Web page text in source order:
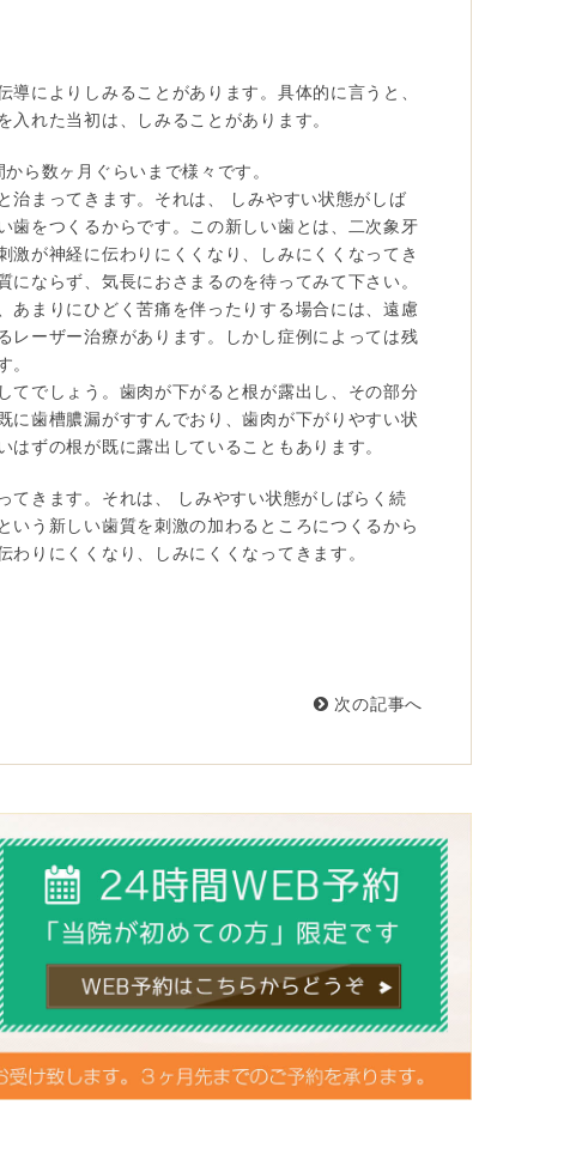
によりしみることがあります。具体的に言うと、
れた当初は、しみることがあります。
ら数ヶ月ぐらいまで様々です。
治まってきます。それは、 しみやすい状態がしば
歯をつくるからです。この新しい歯とは、二次象牙
が神経に伝わりにくくなり、しみにくくなってき
ならず、気長におさまるのを待ってみて下さい。
あまりにひどく苦痛を伴ったりする場合には、遠慮
レーザー治療があります。しかし症例によっては残
。
てでしょう。歯肉が下がると根が露出し、その部分
に歯槽膿漏がすすんでおり、歯肉が下がりやすい状
ずの根が既に露出していることもあります。
てきます。それは、 しみやすい状態がしばらく続
いう新しい歯質を刺激の加わるところにつくるから
りにくくなり、しみにくくなってきます。
次の記事へ